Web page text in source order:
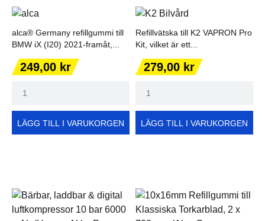
alca® Germany refillgummi till
BMW iX (I20) 2021-framåt,...
Pris
249,00 kr
LÄGG TILL I VARUKORGEN
Refillvätska till K2 VAPRON Pro
Kit, vilket är ett...
Pris
279,00 kr
LÄGG TILL I VARUKORGEN